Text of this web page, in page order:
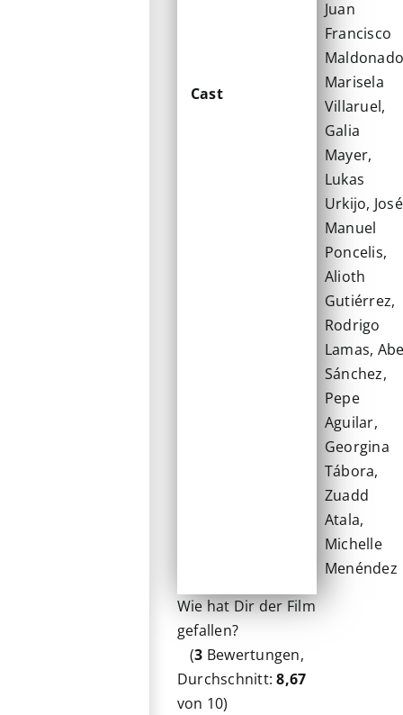
Cast
Juan
Francisco
Marisela
Villaruel,
Galia
Mayer,
Lukas
Urkijo, José
Manuel
Poncelis,
Alioth
Gutiérrez,
Rodrigo
Lamas,
Sánchez,
Pepe
Aguilar,
Georgina
Tábora,
Zuadd
Atala,
Michelle
Menéndez
Wie hat Dir der Film
gefallen?
(3 Bewertungen,
Durchschnitt:8,67
von 10)